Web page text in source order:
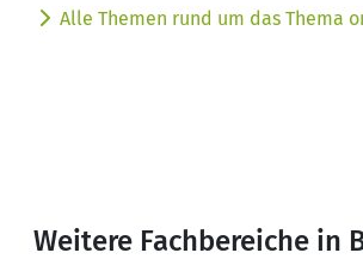
Alle Themen rund um das Thema
Weitere Fachbereiche in